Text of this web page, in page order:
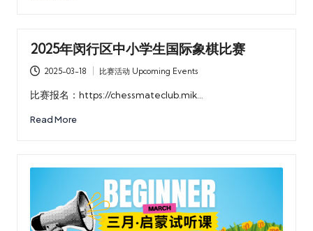
2025年闵行区中小学生国际象棋比赛
2025-03-18
Posted
比赛活动 Upcoming Events
比赛报名：https://chessmateclub.mik…
Read More